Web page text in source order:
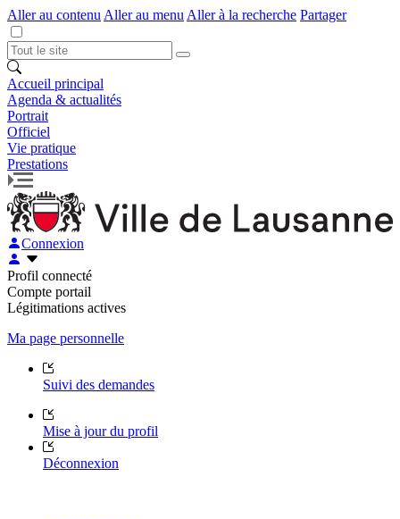
Aller au contenu Aller au menu Aller à la recherche Partager
Accueil principal
Agenda & actualités
Portrait
Officiel
Vie pratique
Prestations
Connexion
Profil connecté
Compte portail
Légitimations actives
Ma page personnelle
Suivi des demandes
Mise à jour du profil
Déconnexion